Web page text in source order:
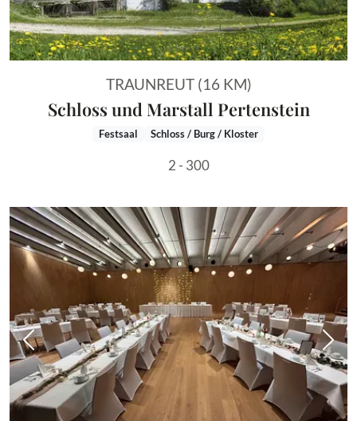
TRAUNREUT (16 KM)
Schloss und Marstall Pertenstein
Festsaal Schloss / Burg / Kloster
2 - 300
Vorheriges Bild